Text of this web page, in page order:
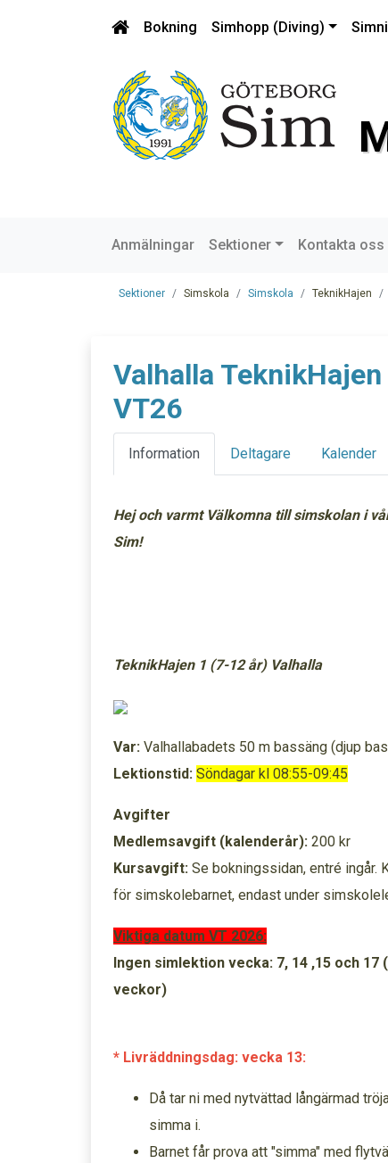
Bokning Simhopp (Diving)
Anmälningar Sektioner Kontakta oss
Sektioner Simskola Simskola TeknikHajen
Valhalla
VT26
Information Deltagare Kalender
Hej och varmt Välkomna till simskolan i
Sim!
TeknikHajen 1 (7-12 år) Valhalla
Var: Valhallabadets 50 m bassäng (djup
Lektionstid: Söndagar kl 08:55-09:45
Avgifter
Medlemsavgift (kalenderår): 200 kr
Kursavgift: Se bokningssidan, entré ingår.
för simskolebarnet, endast under
Viktiga datum VT 2026:
Ingen simlektion vecka: 7, 14 ,15 och
veckor)
* Livräddningsdag: vecka 13:
Då tar ni med nytvättad långärmad
simma i.
Barnet får prova att "simma" med